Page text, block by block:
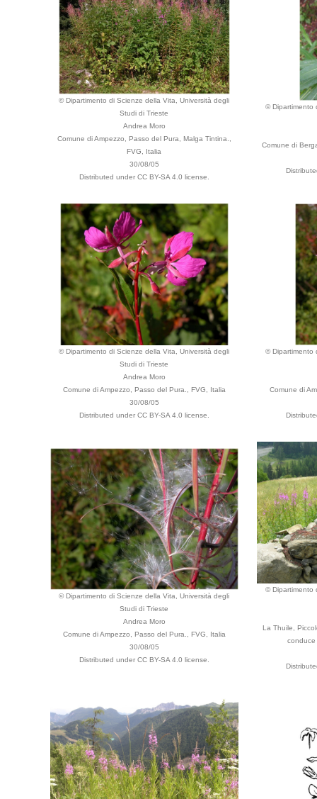
© Dipartimento di Scienze della Vita, Università degli
Studi di Trieste
Andrea Moro
Comune di Ampezzo, Passo del Pura, Malga Tintina.,
FVG, Italia
30/08/05
Distributed under CC BY-SA 4.0 license.
© Dipartimento
Comune di
© Dipartimento di Scienze della Vita, Università degli
Studi di Trieste
Andrea Moro
Comune di Ampezzo, Passo del Pura., FVG, Italia
30/08/05
Distributed under CC BY-SA 4.0 license.
© Dipartimento
Comune di
© Dipartimento di Scienze della Vita, Università degli
Studi di Trieste
Andrea Moro
Comune di Ampezzo, Passo del Pura., FVG, Italia
30/08/05
Distributed under CC BY-SA 4.0 license.
© Dipartimento
La Thuile,
conduce